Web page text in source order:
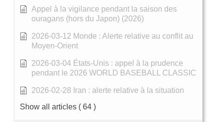
Appel à la vigilance pendant la saison des
ouragans (hors du Japon) (2026)
2026-03-12 Monde : Alerte relative au conflit au
Moyen-Orient
2026-03-04 États-Unis : appel à la prudence
pendant le 2026 WORLD BASEBALL CLASSIC
2026-02-28 Iran : alerte relative à la situation
Show all articles ( 64 )